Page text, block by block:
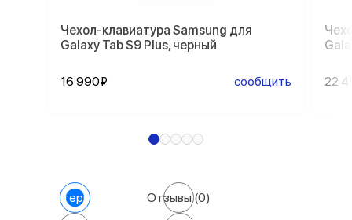
Чехол-клавиатура Samsung для
Galaxy Tab S9 Plus, черный
16 990₽ сообщить 22
Характеристики Отзывы(0)